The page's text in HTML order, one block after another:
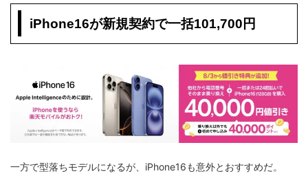
iPhone16が新規契約で一括101,700円
一方で型落ちモデルになるが、iPhone16も意外とおすすめだ。